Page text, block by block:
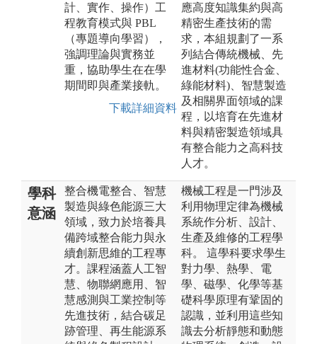
計、實作、操作）工
程教育模式與 PBL
（專題導向學習），
強調理論與實務並
重，協助學生在在學
期間即與產業接軌。
下載詳細資料
應高度知識集約與高
精密生產技術的需
求，本組規劃了一系
列結合傳統機械、先
進材料(功能性合金、
綠能材料)、智慧製造
及相關界面領域的課
程，以培育在先進材
料與精密製造領域具
有整合能力之高科技
人才。
學科
意涵
整合機電整合、智慧
製造與綠色能源三大
領域，致力於培養具
備跨域整合能力與永
續創新思維的工程專
才。課程涵蓋人工智
慧、物聯網應用、智
慧感測與工業控制等
先進技術，結合碳足
跡管理、再生能源系
機械工程是一門涉及
利用物理定律為機械
系統作分析、設計、
生產及維修的工程學
科。 這學科要求學生
對力學、熱學、電
學、磁學、化學等基
礎科學原理有鞏固的
認識，並利用這些知
識去分析靜態和動態